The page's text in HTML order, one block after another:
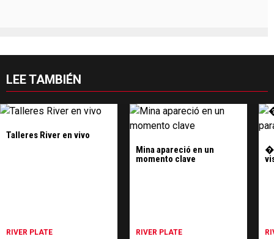
LEE TAMBIÉN
Talleres River en vivo
RIVER PLATE
Mina apareció en un
momento clave
RIVER PLATE